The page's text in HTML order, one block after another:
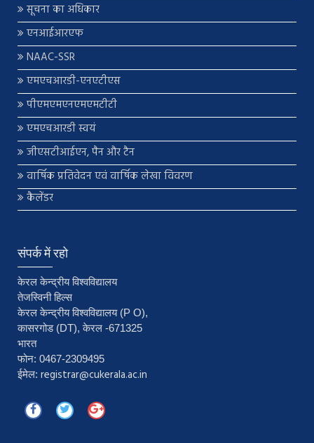
सूचना का अधिकार
एनआईआरएफ
NAAC-SSR
एमएचआरडी-एनएटीएस
पीएमएमएनएमएमटीटी
एमएचआरडी स्वयं
जीएसटीआईएन, पैन और टैन
वार्षिक प्रतिवेदन एवं वार्षिक लेखा विवरण
कैलेंडर
संपर्क में रहो
केरल केन्द्रीय विश्वविद्यालय
तेजस्विनी हिल्स
केरल केन्द्रीय विश्वविद्यालय (P O),
कासरगोड (DT), केरल -671325
भारत
फोन: 0467-2309495
ईमेल: registrar@cukerala.ac.in